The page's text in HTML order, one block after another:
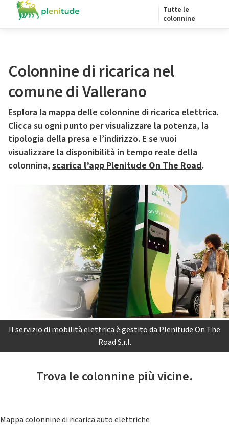
Tutte le
colonnine
Colonnine di ricarica nel
comune di Vallerano
Esplora la mappa delle colonnine di ricarica elettrica.
Clicca su ogni punto per visualizzare la potenza, la
tipologia della presa e l’indirizzo. E se vuoi
visualizzare la disponibilità in tempo reale della
colonnina, scarica l’app Plenitude On The Road.
Il servizio di mobilità elettrica è gestito da Plenitude On The
Road S.r.l.
Trova le colonnine più vicine.
Mappa colonnine di ricarica auto elettriche